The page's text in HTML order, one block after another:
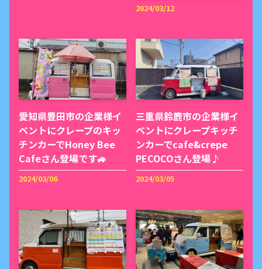
2024/03/12
愛知県豊田市の企業様イ
ベントにクレープのキッ
チンカーでHoney Bee
Cafeさん登場です🚙
2024/03/06
三重県鈴鹿市の企業様イ
ベントにクレープキッチ
ンカーでcafe&crepe
PECOCOさん登場♪
2024/03/05